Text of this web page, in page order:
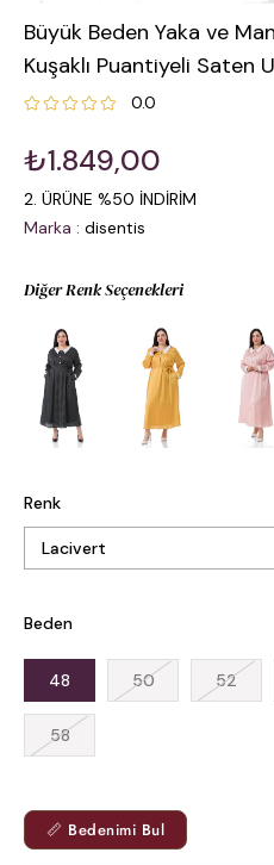
Büyük Beden Yaka ve
Kuşaklı Puantiyeli Saten
0.0
₺1.849,00
2. ÜRÜNE %50 İNDİRİM
Marka : disentis
Diğer Renk Seçenekleri
Renk
Beden
48 50 52
58
📏 Bedenimi Bul